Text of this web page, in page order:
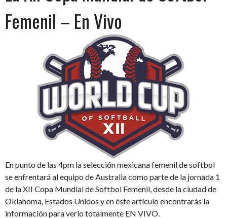
Femenil – En Vivo
En punto de las 4pm la selección mexicana femenil de softbol
se enfrentará al equipo de Australia como parte de la jornada 1
de la XII Copa Mundial de Softbol Femenil, desde la ciudad de
Oklahoma, Estados Unidos y en éste artículo encontrarás la
información para verlo totalmente EN VIVO.